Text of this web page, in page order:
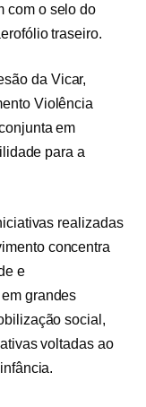
com o selo do
traseiro.
da Vicar,
Violência
em
para a
realizadas
concentra
e
grandes
social,
voltadas ao